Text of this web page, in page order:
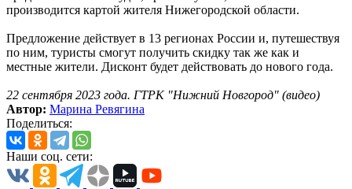
производится картой жителя Нижегородской области.
Предложение действует в 13 регионах России и, путешествуя
по ним, туристы смогут получить скидку так же как и
местные жители. Дисконт будет действовать до нового года.
22 сентября 2023 года. ГТРК "Нижний Новгород" (видео)
Автор: Марина Ревягина
Поделиться:
Наши соц. сети: